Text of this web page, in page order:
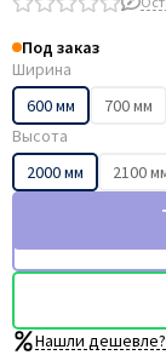
Под заказ
Ширина
600 мм
700 мм
Высота
2000 мм
2100
Нашли дешевле?